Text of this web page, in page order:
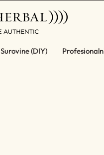
Surovine (DIY)